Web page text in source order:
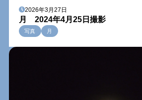
2026年3月27日
月 2024年4月25日撮影
写真 月